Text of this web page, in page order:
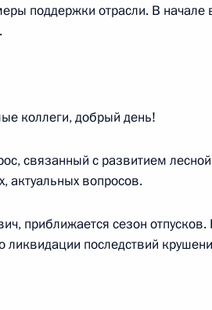
Правительства и открытие
комплекса
поддержки отрасли. В начале
коллеги, добрый день!
связанный с развитием
актуальных вопросов.
приближается сезон
последствий